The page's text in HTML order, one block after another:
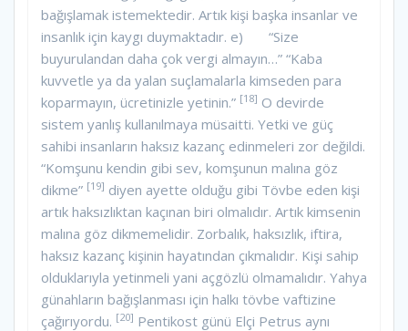
bağışlamak istemektedir. Artık kişi başka insanlar ve
insanlık için kaygı duymaktadır. e) “Size
buyurulandan daha çok vergi almayın…” “Kaba
kuvvetle ya da yalan suçlamalarla kimseden para
koparmayın, ücretinizle yetinin.” [18] O devirde
sistem yanlış kullanılmaya müsaitti. Yetki ve güç
sahibi insanların haksız kazanç edinmeleri zor değildi.
“Komşunu kendin gibi sev, komşunun malına göz
dikme” [19] diyen ayette olduğu gibi Tövbe eden kişi
artık haksızlıktan kaçınan biri olmalıdır. Artık kimsenin
malına göz dikmemelidir. Zorbalık, haksızlık, iftira,
haksız kazanç kişinin hayatından çıkmalıdır. Kişi sahip
olduklarıyla yetinmeli yani açgözlü olmamalıdır. Yahya
günahların bağışlanması için halkı tövbe vaftizine
çağırıyordu. [20] Pentikost günü Elçi Petrus aynı